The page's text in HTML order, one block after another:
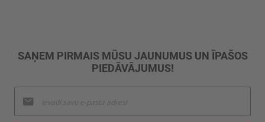
SAŅEM PIRMAIS MŪSU JAUNUMUS UN ĪPAŠOS
PIEDĀVĀJUMUS!
jaunumu
saņemšanai: